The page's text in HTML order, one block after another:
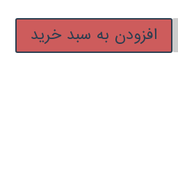
افزودن به سبد خرید